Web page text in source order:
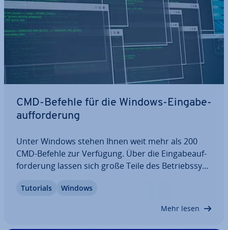
CMD-Befehle für die Windows-Ein­ga­be­
auf­for­de­rung
Unter Windows stehen Ihnen weit mehr als 200
CMD-Befehle zur Verfügung. Über die Ein­ga­be­auf­
for­de­rung lassen sich große Teile des Be­triebs­sys­
lie­ren. Mit den Windows-Kon­so­len­be­feh­len können
Tutorials Windows
Mehr lesen